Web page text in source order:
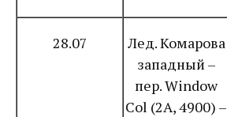
28.07
Лед. Комарова
западный –
пер. Window
Col (2A, 4900) –